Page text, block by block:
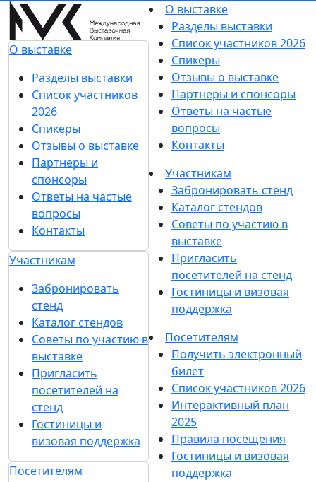
О выставке
Разделы выставки
Список участников
2026
Спикеры
Отзывы о выставке
Партнеры и
спонсоры
Ответы на частые
вопросы
Контакты
Участникам
Забронировать
стенд
Каталог стендов
Советы по участию в
выставке
Пригласить
посетителей на
стенд
Гостиницы и
визовая поддержка
Посетителям
О выставке
Разделы выставки
Список участников 2026
Спикеры
Отзывы о выставке
Партнеры и спонсоры
Ответы на частые
вопросы
Контакты
Участникам
Забронировать стенд
Каталог стендов
Советы по участию в
выставке
Пригласить
посетителей на стенд
Гостиницы и визовая
поддержка
Посетителям
Получить электронный
билет
Список участников 2026
Интерактивный план
2025
Правила посещения
Гостиницы и визовая
поддержка